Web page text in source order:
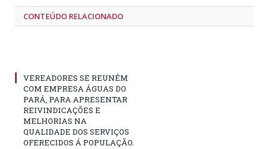
CONTEÚDO RELACIONADO
VEREADORES SE REUNÉM
COM EMPRESA ÁGUAS DO
PARÁ, PARA APRESENTAR
REIVINDICAÇÕES E
MELHORIAS NA
QUALIDADE DOS SERVIÇOS
OFERECIDOS Á POPULAÇÃO.